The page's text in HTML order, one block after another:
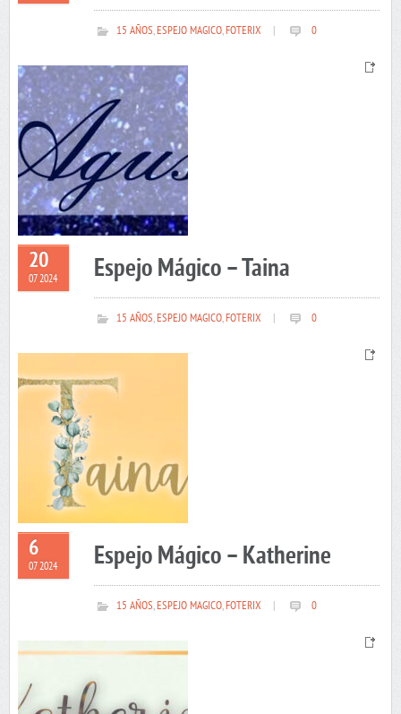
15 AÑOS,ESPEJO MAGICO,FOTERIX 0
20
07 2024 Espejo Mágico – Taina
15 AÑOS,ESPEJO MAGICO,FOTERIX 0
6
07 2024 Espejo Mágico – Katherine
15 AÑOS,ESPEJO MAGICO,FOTERIX 0